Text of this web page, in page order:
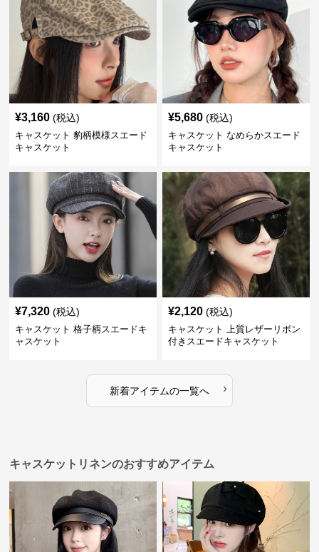
¥3,160 (税込)
キャスケット 豹柄模様スエード
キャスケット
¥5,680 (税込)
キャスケット なめらかスエード
キャスケット
¥7,320 (税込)
キャスケット 格子柄スエードキ
ャスケット
¥2,120 (税込)
キャスケット 上質レザーリボン
付きスエードキャスケット
新着アイテムの一覧へ ›
キャスケットリネンのおすすめアイテム